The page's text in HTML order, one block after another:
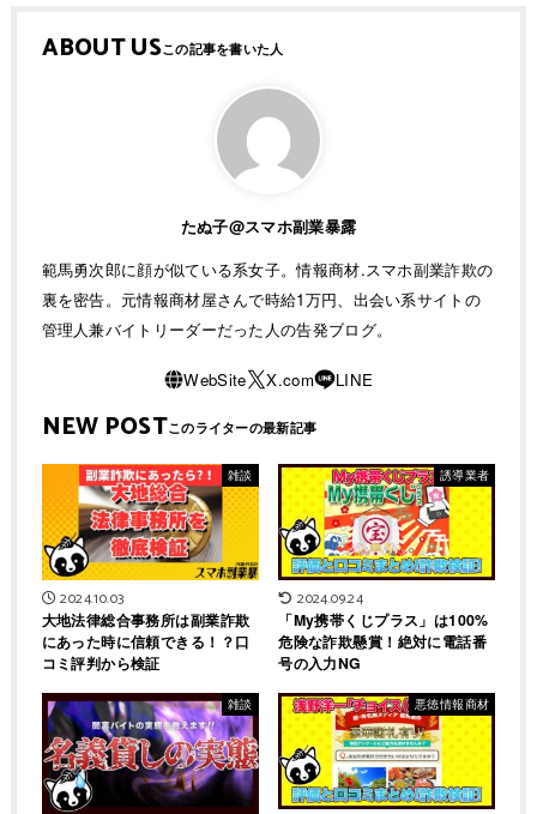
ABOUT US
たぬ子@スマホ副業暴露
範馬勇次郎に顔が似ている系女子。情報商材.スマホ副業詐欺の
裏を密告。元情報商材屋さんで時給1万円、出会い系サイトの
管理人兼バイトリーダーだった人の告発ブログ。
NEW POST
雑談
2024.10.03
大地法律総合事務所は副業詐欺
にあった時に信頼できる！？口
コミ評判から検証
誘導業者
2024.09.24
「My携帯くじプラス」は100%
危険な詐欺懸賞！絶対に電話番
号の入力NG
雑談 悪徳情報商材